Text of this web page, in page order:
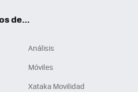
de...
Análisis
Móviles
Xataka Movilidad